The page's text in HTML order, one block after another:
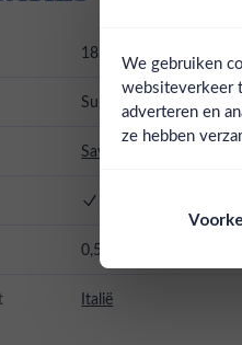
18.60%
Sulfiten
Savoia
0,5L
Italië
We gebruiken
websiteverkeer
adverteren en
ze hebben